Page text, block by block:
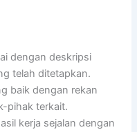
dengan deskripsi
telah ditetapkan.
baik dengan rekan
pihak terkait.
kerja sejalan dengan